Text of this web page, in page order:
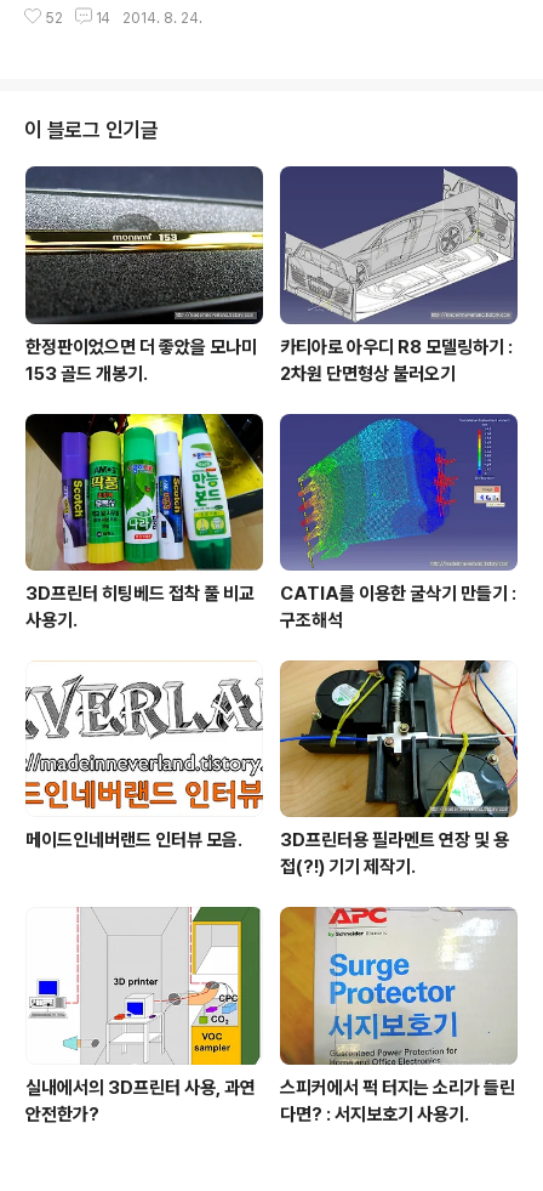
프린터 하드웨어 문제가 아니라 소프트웨어 세팅때문에 그
으면.. 오늘은.. Form 1에서 출력을 했는데 Build platfor
빌드 플랫폼을 봤는데.. (설정샷입니다)음??? 아무 것도 없
네??? 이건 흡사 화장실에 가서 볼 일을 본 후, 물내리려고
보니 아무 것도 없는 그런 느낌???-_-이랄까요. 또는.. 이
건 또 뭐지??? raft도 제대로 붙지도 않고 출력도 엉망이
네;; 이런 경우에는 여러가지를 확인해봐야 하..
52 14 2014. 8. 24.
이 블로그 인기글
한정판이었으면 더 좋았을 모나미
153 골드 개봉기.
카티아로 아우디 R8 모델링하기 :
2차원 단면형상 불러오기
3D프린터 히팅베드 접착 풀 비교
사용기.
CATIA를 이용한 굴삭기 만들기 :
구조해석
메이드인네버랜드 인터뷰 모음.
3D프린터용 필라멘트 연장 및 용
접(?!) 기기 제작기.
실내에서의 3D프린터 사용, 과연
안전한가?
스피커에서 퍽 터지는 소리가 들린
다면? : 서지보호기 사용기.